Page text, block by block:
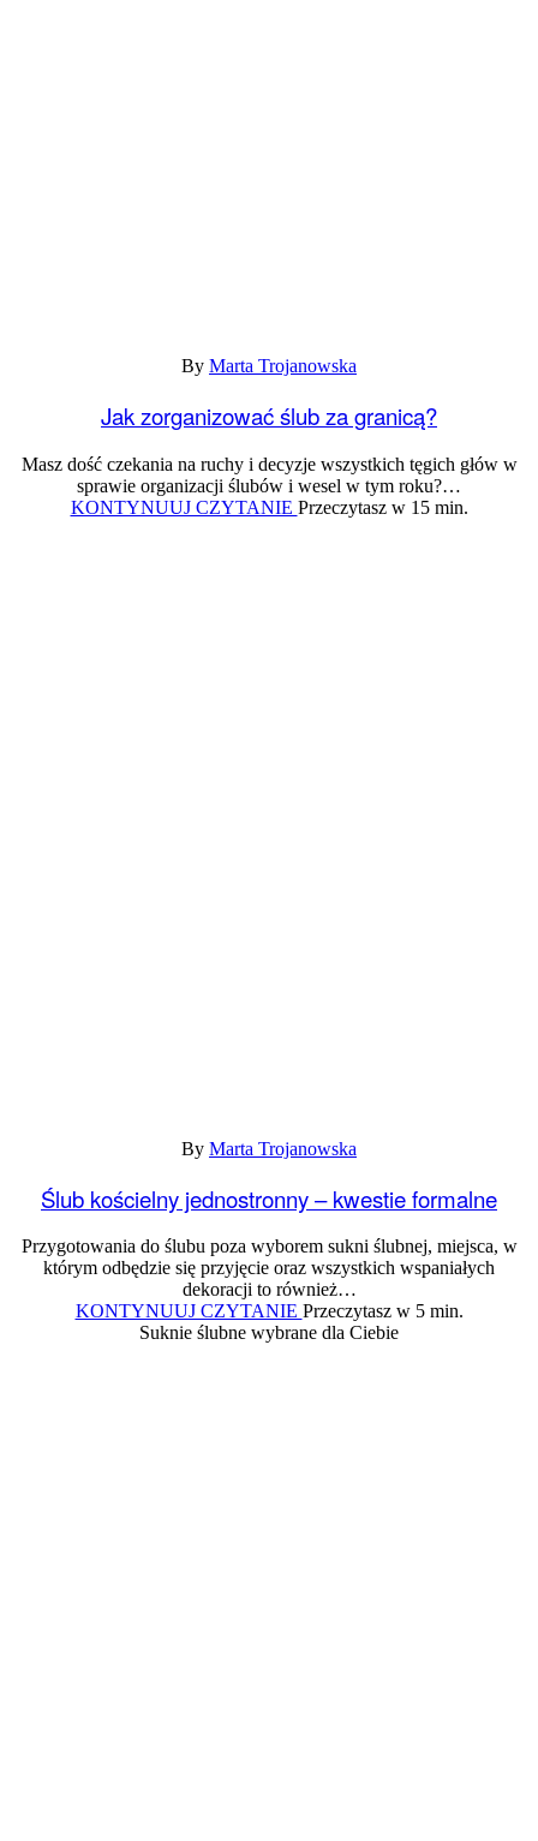
By Marta Trojanowska
Jak zorganizować ślub za granicą?
Masz dość czekania na ruchy i decyzje wszystkich tęgich głów w
sprawie organizacji ślubów i wesel w tym roku?…
KONTYNUUJ CZYTANIE Jak
Przeczytasz w 15 min.
By Marta Trojanowska
Ślub kościelny jednostronny – kwestie formalne
Przygotowania do ślubu poza wyborem sukni ślubnej, miejsca, w
którym odbędzie się przyjęcie oraz wszystkich wspaniałych
dekoracji to również…
KONTYNUUJ CZYTANIE Ślub
kościelny
Przeczytasz w 5 min.
Suknie ślubne wybrane dla Ciebie